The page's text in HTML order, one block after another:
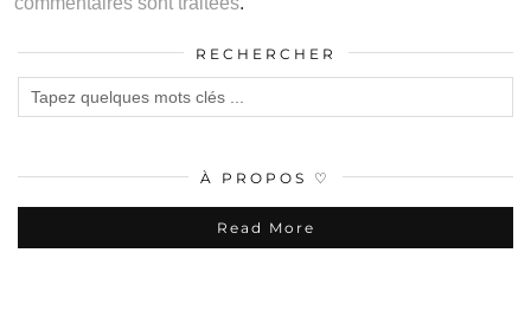
RECHERCHER
À PROPOS ♡
Read More